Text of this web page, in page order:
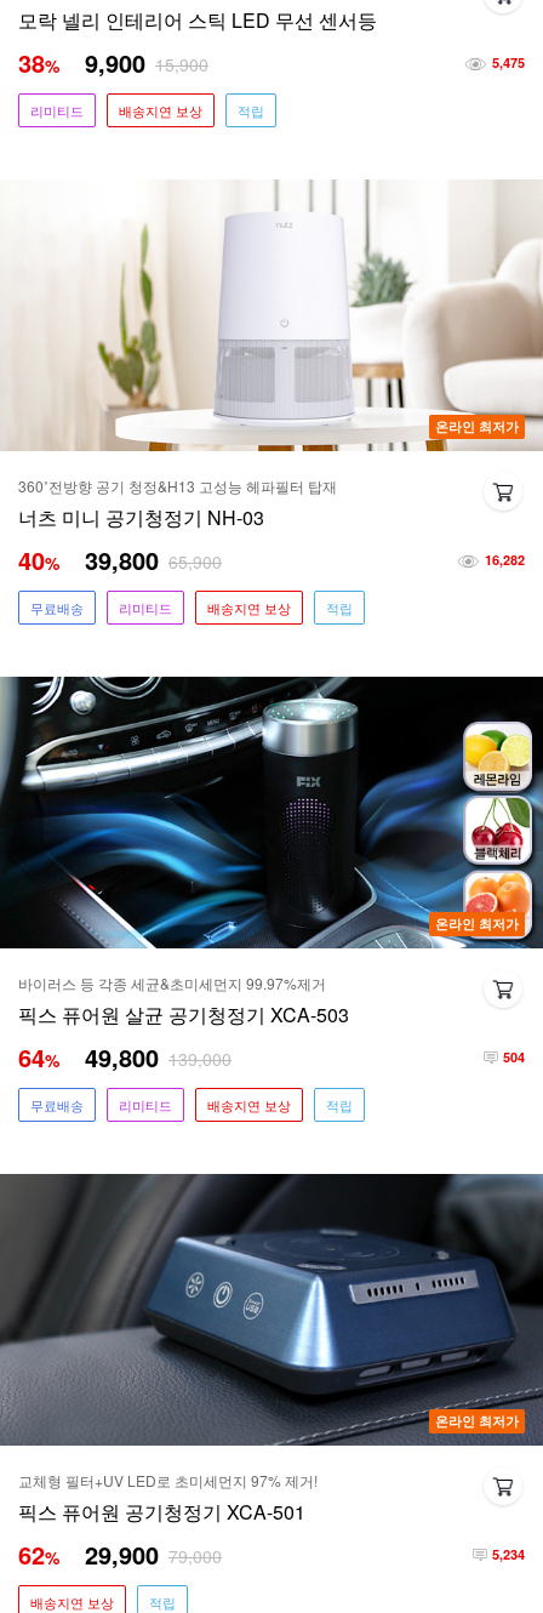
모락 넬리 인테리어 스틱 LED 무선 센서등
5,475
38% 9,900 15,900
리미티드 배송지연 보상 적립
온라인 최저가
360˚전방향 공기 청정&H13 고성능 헤파필터 탑재
너츠 미니 공기청정기 NH-03
16,282
40% 39,800 65,900
무료배송 리미티드 배송지연 보상 적립
온라인 최저가
바이러스 등 각종 세균&초미세먼지 99.97%제거
픽스 퓨어원 살균 공기청정기 XCA-503
504
64% 49,800 139,000
무료배송 리미티드 배송지연 보상 적립
온라인 최저가
교체형 필터+UV LED로 초미세먼지 97% 제거!
픽스 퓨어원 공기청정기 XCA-501
5,234
62% 29,900 79,000
배송지연 보상 적립